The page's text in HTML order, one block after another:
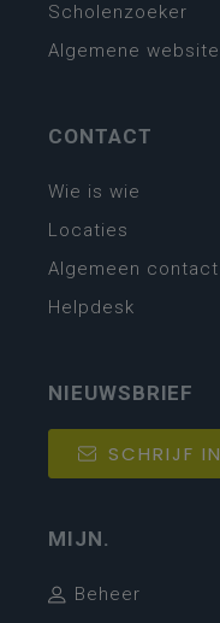
Scholenzoeker
Algemene website
CONTACT
Wie is wie
Locaties
Algemeen contact
Helpdesk
NIEUWSBRIEF
SCHRIJF IN
MIJN.
Beheer